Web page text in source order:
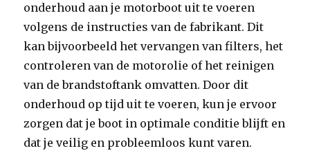
onderhoud aan je motorboot uit te voeren
volgens de instructies van de fabrikant. Dit
kan bijvoorbeeld het vervangen van filters, het
controleren van de motorolie of het reinigen
van de brandstoftank omvatten. Door dit
onderhoud op tijd uit te voeren, kun je ervoor
zorgen dat je boot in optimale conditie blijft en
dat je veilig en probleemloos kunt varen.